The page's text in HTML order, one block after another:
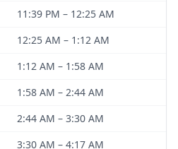
11:39 PM – 12:25 AM
12:25 AM – 1:12 AM
1:12 AM – 1:58 AM
1:58 AM – 2:44 AM
2:44 AM – 3:30 AM
3:30 AM – 4:17 AM